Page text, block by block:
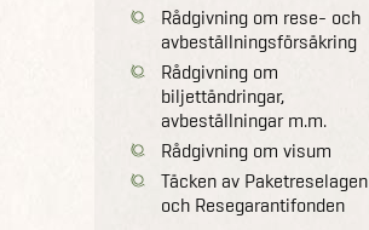
Rådgivning om rese- och
avbeställningsförsäkring
Rådgivning om
biljettändringar,
avbeställningar m.m.
Rådgivning om visum
Täcken av Paketreselagen
och Resegarantifonden